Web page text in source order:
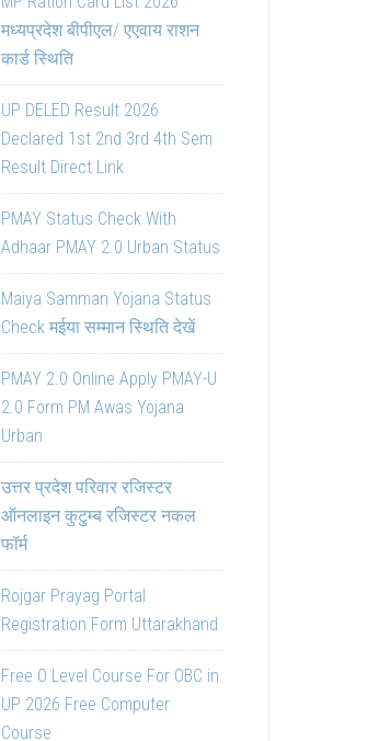
मध्यप्रदेश बीपीएल/ एएवाय राशन
कार्ड स्थिति
UP DELED Result 2026
Declared 1st 2nd 3rd 4th Sem
Result Direct Link
PMAY Status Check With
Adhaar PMAY 2.0 Urban Status
Maiya Samman Yojana Status
Check मईया सम्मान स्थिति देखें
PMAY 2.0 Online Apply PMAY-U
2.0 Form PM Awas Yojana
Urban
उत्तर प्रदेश परिवार रजिस्टर
ऑनलाइन कुटुम्ब रजिस्टर नकल
फॉर्म
Rojgar Prayag Portal
Registration Form Uttarakhand
Free O Level Course For OBC in
UP 2026 Free Computer
Course